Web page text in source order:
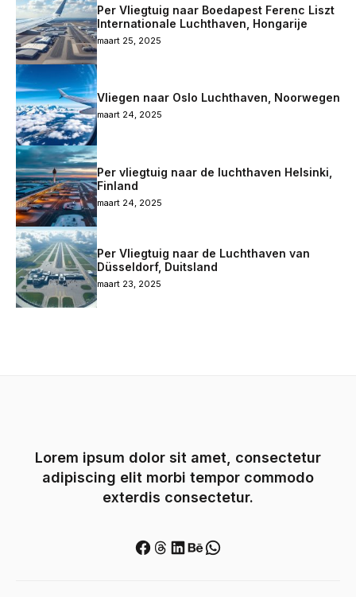
Per Vliegtuig naar Boedapest Ferenc Liszt
Internationale Luchthaven, Hongarije
maart 25, 2025
Vliegen naar Oslo Luchthaven, Noorwegen
maart 24, 2025
Per vliegtuig naar de luchthaven Helsinki,
Finland
maart 24, 2025
Per Vliegtuig naar de Luchthaven van
Düsseldorf, Duitsland
maart 23, 2025
Lorem ipsum dolor sit amet, consectetur
adipiscing elit morbi tempor commodo
exterdis consectetur.
Facebook
Threads
LinkedIn
Behance
WhatsApp